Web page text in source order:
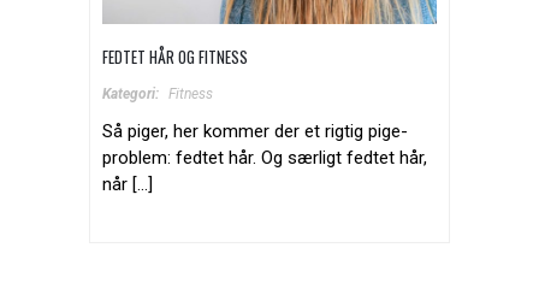
FEDTET HÅR OG FITNESS
Kategori: Fitness
Så piger, her kommer der et rigtig pige-
problem: fedtet hår. Og særligt fedtet hår,
når [...]